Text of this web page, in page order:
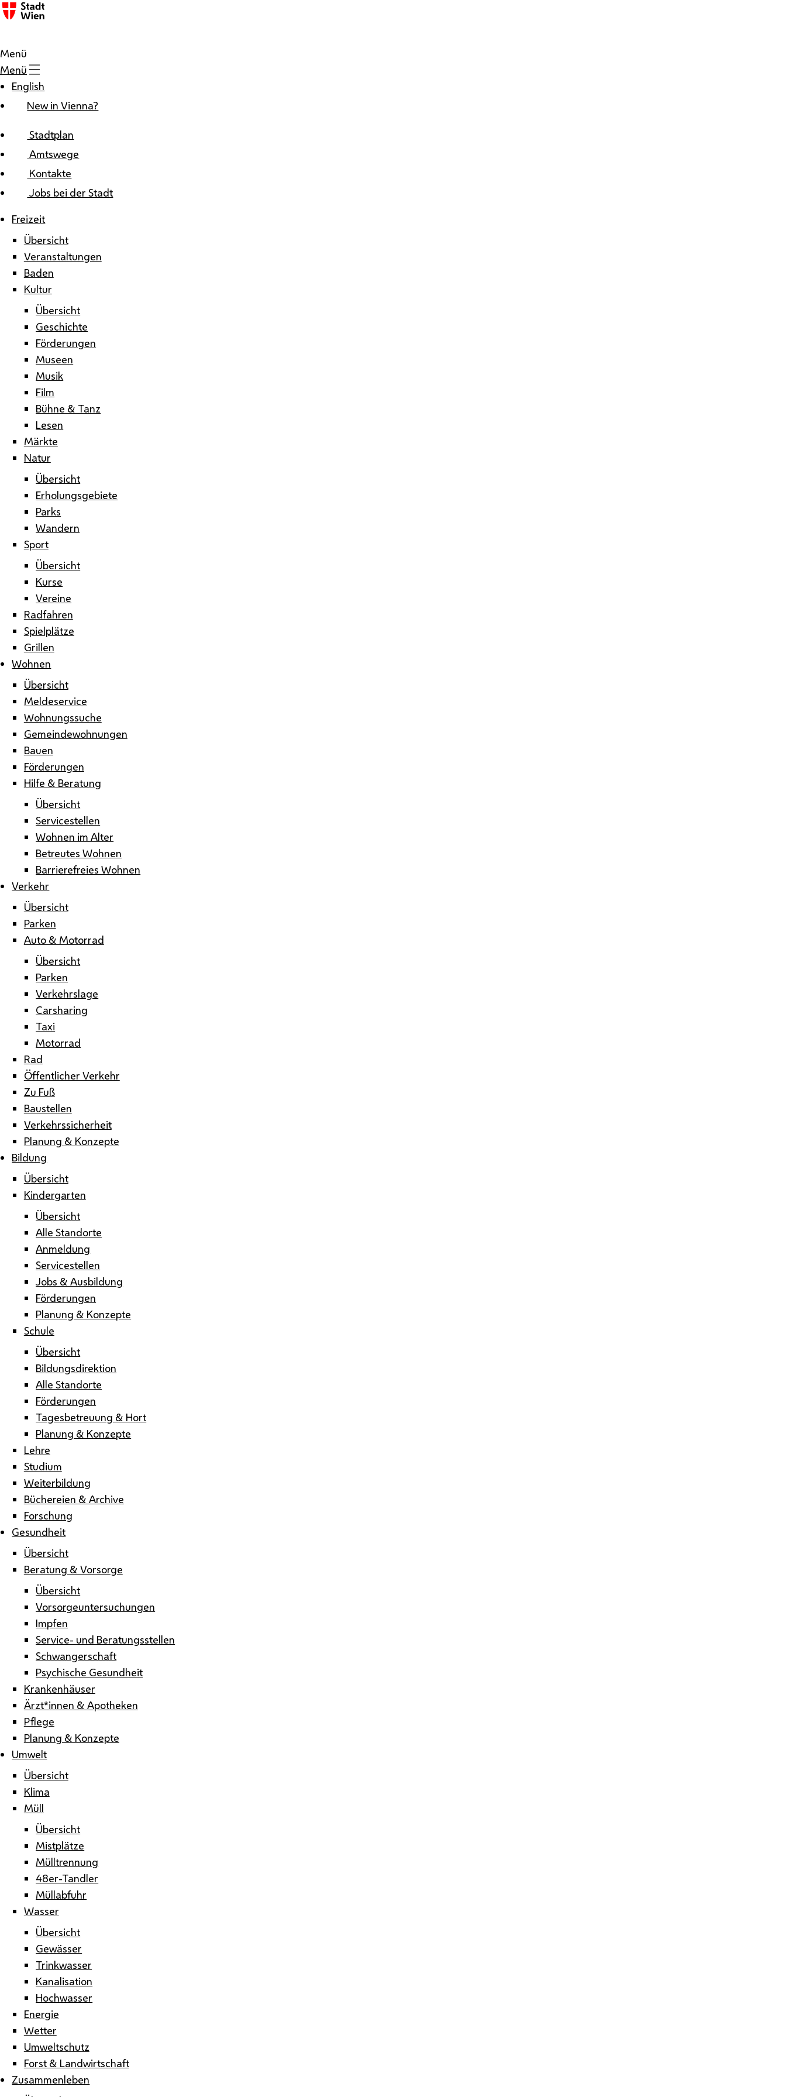
Zum Inhalt
Menü
Menü
English
New in Vienna?
Stadtplan
Amtswege
Kontakte
Jobs bei der Stadt
Freizeit
Übersicht
Veranstaltungen
Baden
Kultur
Übersicht
Geschichte
Förderungen
Museen
Musik
Film
Bühne & Tanz
Lesen
Märkte
Natur
Übersicht
Erholungsgebiete
Parks
Wandern
Sport
Übersicht
Kurse
Vereine
Radfahren
Spielplätze
Grillen
Wohnen
Übersicht
Meldeservice
Wohnungssuche
Gemeindewohnungen
Bauen
Förderungen
Hilfe & Beratung
Übersicht
Servicestellen
Wohnen im Alter
Betreutes Wohnen
Barrierefreies Wohnen
Verkehr
Übersicht
Parken
Auto & Motorrad
Übersicht
Parken
Verkehrslage
Carsharing
Taxi
Motorrad
Rad
Öffentlicher Verkehr
Zu Fuß
Baustellen
Verkehrssicherheit
Planung & Konzepte
Bildung
Übersicht
Kindergarten
Übersicht
Alle Standorte
Anmeldung
Servicestellen
Jobs & Ausbildung
Förderungen
Planung & Konzepte
Schule
Übersicht
Bildungsdirektion
Alle Standorte
Förderungen
Tagesbetreuung & Hort
Planung & Konzepte
Lehre
Studium
Weiterbildung
Büchereien & Archive
Forschung
Gesundheit
Übersicht
Beratung & Vorsorge
Übersicht
Vorsorgeuntersuchungen
Impfen
Service- und Beratungsstellen
Schwangerschaft
Psychische Gesundheit
Krankenhäuser
Ärzt*innen & Apotheken
Pflege
Planung & Konzepte
Umwelt
Übersicht
Klima
Müll
Übersicht
Mistplätze
Mülltrennung
48er-Tandler
Müllabfuhr
Wasser
Übersicht
Gewässer
Trinkwasser
Kanalisation
Hochwasser
Energie
Wetter
Umweltschutz
Forst & Landwirtschaft
Zusammenleben